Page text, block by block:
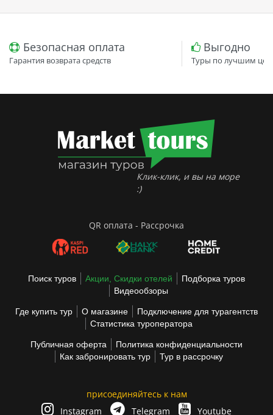
Безопасная оплата
Гарантия возврата средств
Выгодно
Туры по лучшим
Клик-клик, и вы на море
:)
QR оплата - Рассрочка
Поиск туров Акции, Скидки отелей
Подборка туров
Видеообзоры
Где купить тур О магазине
Подключение для турагентств
Статистика туроператора
Публичная оферта
Политика конфиденциальности
Как забронировать тур
Тур в рассрочку
присоединяйтесь к нам
Instagram
Telegram Youtube